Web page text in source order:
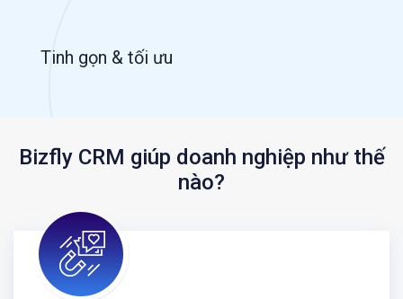
Tinh gọn & tối ưu
Bizfly CRM giúp doanh nghiệp như thế
nào?